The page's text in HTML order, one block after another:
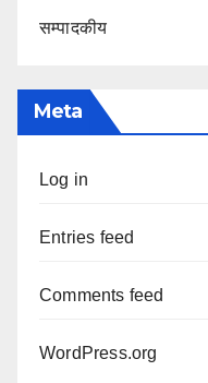
सम्पादकीय
Meta
Log in
Entries feed
Comments feed
WordPress.org